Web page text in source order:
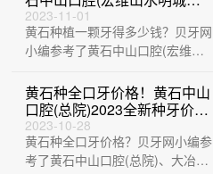
种植牙价格表更新，国产常州
创英种植牙：4587元起/颗！
2023-11-01
黄石种植一颗牙得多少钱？贝牙网
小编参考了黄石中山口腔(宏维山
院)、黄石瑞···
黄石种全口牙价格！黄石中山
口腔(总院)2023全新种牙价目
表，国产莱顿BLB种植牙价
格：3517元起/颗！
2023-10-28
黄石种全口牙价格？贝牙网小编参
考了黄石中山口腔(总院)、大冶华